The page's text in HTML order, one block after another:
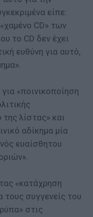
είπε:
CD» των
το CD δεν έχει
ευθύνη για αυτό,
«ποινικοποίηση
λίστας» και
αδίκημα μία
ευαίσθητου
«κατάχρηση
τους συγγενείς του
στις